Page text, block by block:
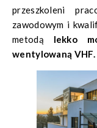
przeszkoleni
zawodowym i
metodą lekko
wentylowaną VHF.